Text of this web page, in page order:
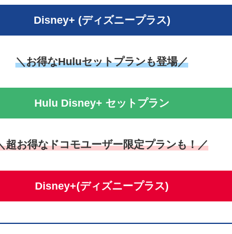
Disney+ (ディズニープラス)
＼お得なHuluセットプランも登場／
Hulu Disney+ セットプラン
超お得なドコモユーザー限定プランも！／
Disney+(ディズニープラス)